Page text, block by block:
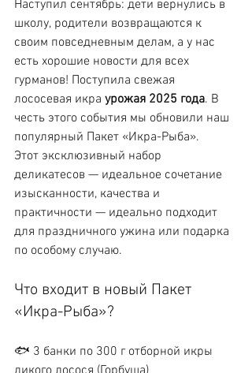
Наступил сентябрь: дети вернулись в
школу, родители возвращаются к
своим повседневным делам, а у нас
есть хорошие новости для всех
гурманов! Поступила свежая
лососевая икра урожая 2025 года. В
честь этого события мы обновили наш
популярный Пакет «Икра-Рыба».
Этот эксклюзивный набор
деликатесов — идеальное сочетание
изысканности, качества и
практичности — идеально подходит
для праздничного ужина или подарка
по особому случаю.
Что входит в новый Пакет
«Икра-Рыба»?
🐟 3 банки по 300 г отборной икры